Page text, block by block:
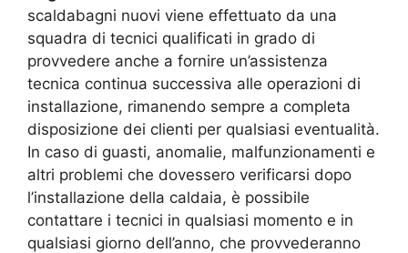
scaldabagni nuovi viene effettuato da una
squadra di tecnici qualificati in grado di
provvedere anche a fornire un’assistenza
tecnica continua successiva alle operazioni di
installazione, rimanendo sempre a completa
disposizione dei clienti per qualsiasi eventualità.
In caso di guasti, anomalie, malfunzionamenti e
altri problemi che dovessero verificarsi dopo
l’installazione della caldaia, è possibile
contattare i tecnici in qualsiasi momento e in
qualsiasi giorno dell’anno, che provvederanno